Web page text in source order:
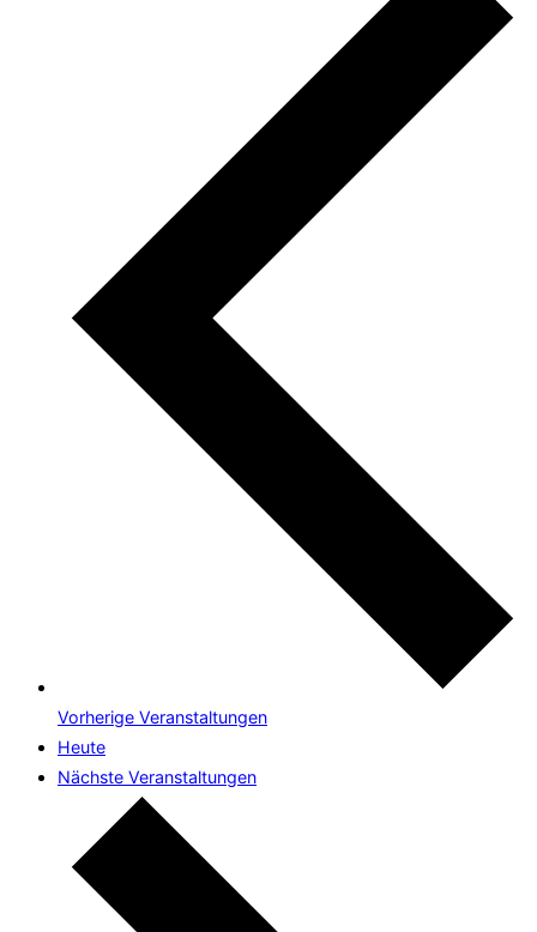
Vorherige Veranstaltungen
Heute
Nächste Veranstaltungen